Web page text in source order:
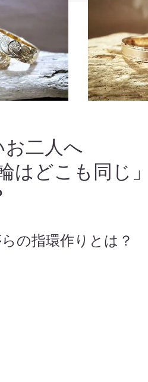
二人へ
はどこも同じ」
の指環作りとは？